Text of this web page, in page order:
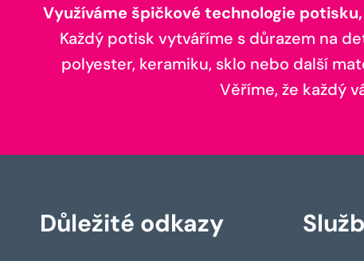
Využíváme špičkové technologie
Každý potisk vytváříme s důrazem na
polyester, keramiku, sklo nebo další
Věříme, že každý
Důležité odkazy